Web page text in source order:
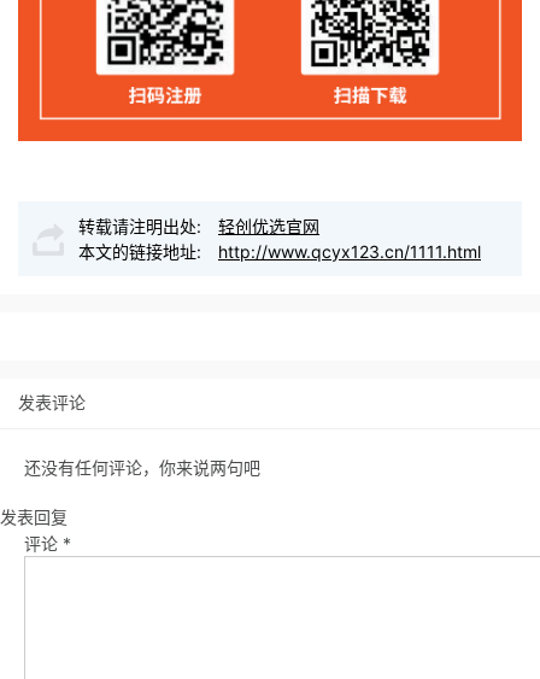
转载请注明出处:
轻创优选官网
本文的链接地址:
http://www.qcyx123.cn/1111.html
发表评论
还没有任何评论，你来说两句吧
发表回复
评论 *